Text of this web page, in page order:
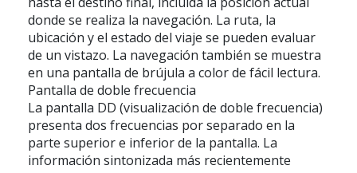
donde se realiza la navegación. La ruta, la
ubicación y el estado del viaje se pueden evaluar
de un vistazo. La navegación también se muestra
en una pantalla de brújula a color de fácil lectura.
Pantalla de doble frecuencia
La pantalla DD (visualización de doble frecuencia)
presenta dos frecuencias por separado en la
parte superior e inferior de la pantalla. La
información sintonizada más recientemente